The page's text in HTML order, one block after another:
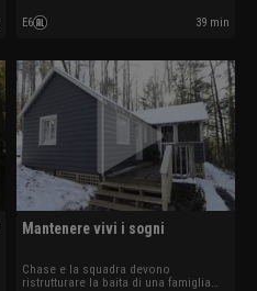
Sebago, nel Maine.
E6 39 min
Mantenere vivi i sogni
Chase e la squadra devono
ristrutturare la baita di una famiglia